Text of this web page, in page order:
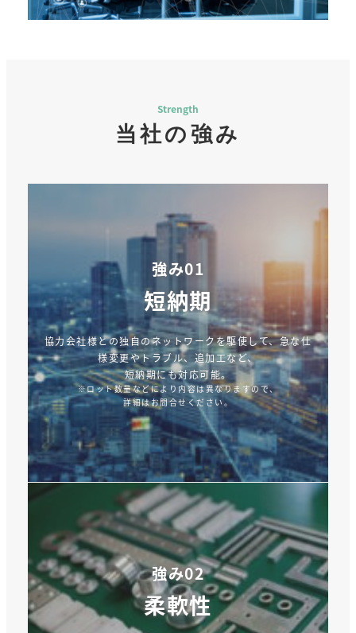
Strength
当社の強み
強み01
短納期
協力会社様との独自のネットワークを駆使して、急な仕
様変更やトラブル、追加工など、
短納期にも対応可能。
※ロット数量などにより内容は異なりますので、
詳細はお問合せください。
強み02
柔軟性